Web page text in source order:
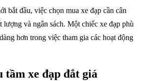
bắt đầu, việc chọn mua xe đạp cần cân
và ngân sách. Một chiếc xe đạp phù
hơn trong việc tham gia các hoạt động
xe đạp đắt giá